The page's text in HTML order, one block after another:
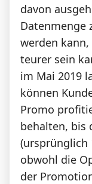
davon
Datenmenge
werden
teurer sein
im Mai 2019
können
Promo
behalten, bis
(ursprünglich
obwohl die
der